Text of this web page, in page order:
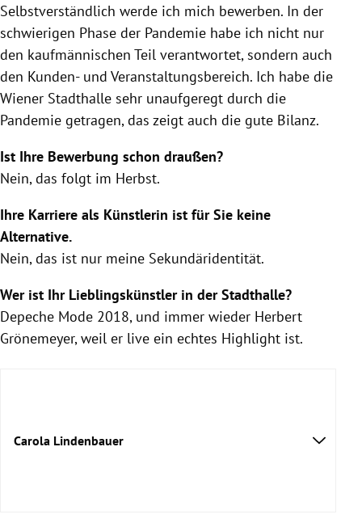
Selbstverständlich werde ich mich bewerben. In der
schwierigen Phase der Pandemie habe ich nicht nur
den kaufmännischen Teil verantwortet, sondern auch
den Kunden- und Veranstaltungsbereich. Ich habe die
Wiener Stadthalle sehr unaufgeregt durch die
Pandemie getragen, das zeigt auch die gute Bilanz.
Ist Ihre Bewerbung schon draußen?
Nein, das folgt im Herbst.
Ihre Karriere als Künstlerin ist für Sie keine
Alternative.
Nein, das ist nur meine Sekundäridentität.
Wer ist Ihr Lieblingskünstler in der Stadthalle?
Depeche Mode 2018, und immer wieder Herbert
Grönemeyer, weil er live ein echtes Highlight ist.
Carola Lindenbauer